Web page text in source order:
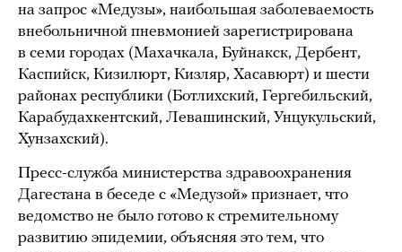
на запрос «Медузы», наибольшая заболеваемость
внебольничной пневмонией зарегистрирована
в семи городах (Махачкала, Буйнакск, Дербент,
Каспийск, Кизилюрт, Кизляр, Хасавюрт) и шести
районах республики (Ботлихский, Гергебильский,
Карабудахкентский, Левашинский, Унцукульский,
Хунзахский).
Пресс-служба министерства здравоохранения
Дагестана в беседе с «Медузой» признает, что
ведомство не было готово к стремительному
развитию эпидемии, объясняя это тем, что